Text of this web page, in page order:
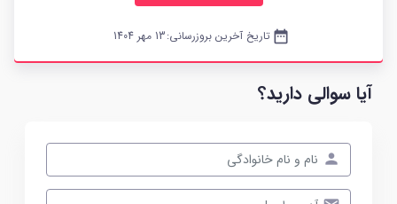
date_range تاریخ آخرین بروزرسانی:13 مهر 1404
آیا سوالی دارید؟